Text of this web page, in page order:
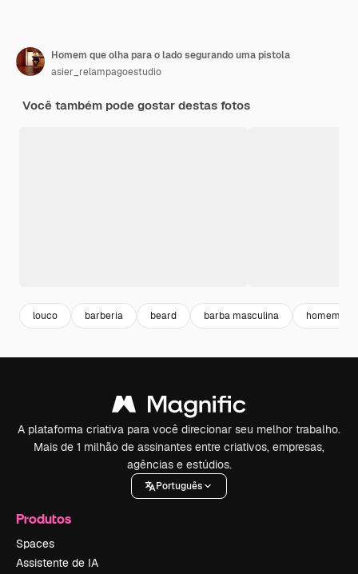
Homem que olha para o lado segurando uma pistola
asier_relampagoestudio
Você também pode gostar destas fotos
louco barberia beard barba masculina homem
A plataforma criativa para você direcionar seu melhor trabalho.
Mais de 1 milhão de assinantes entre criativos, empresas,
agências e estúdios.
Português
Produtos
Spaces
Assistente de IA